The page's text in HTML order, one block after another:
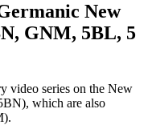
New
GNM, 5BL, 5
video series on the New
which are also